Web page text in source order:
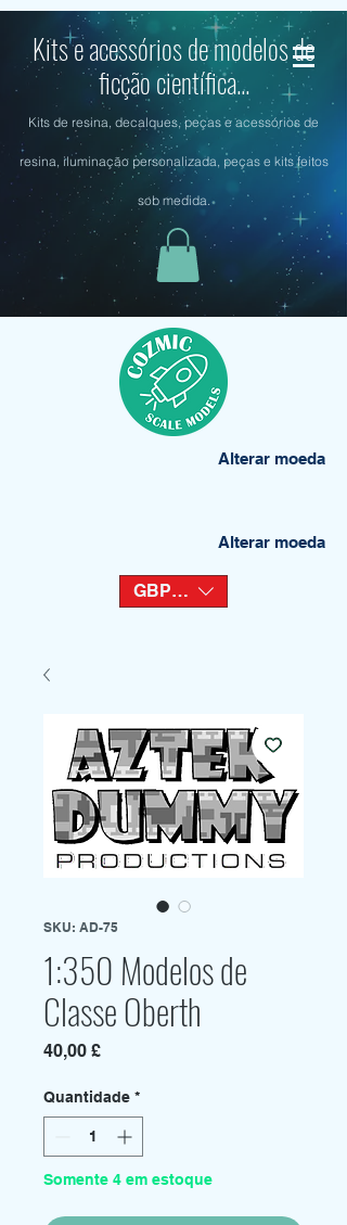
Kits e acessórios de modelos de
ficção científica...
Kits de resina, decalques, peças e acessórios de
resina, iluminação personalizada, peças e kits feitos
sob medida.
Alterar moeda
Alterar moeda
GBP (£)
SKU: AD-75
1:350 Modelos de
Classe Oberth
40,00 £Preço
Quantidade *
Somente 4 em estoque